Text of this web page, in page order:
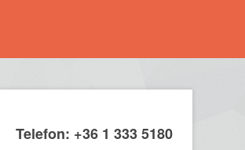
Telefon: +36 1 333 5180